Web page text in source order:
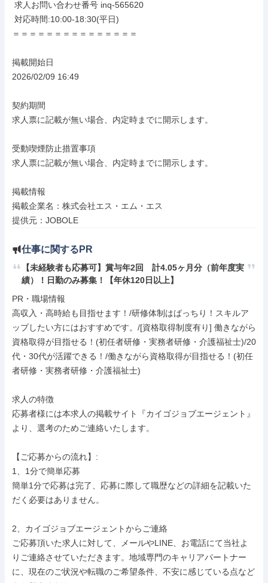
＝＝＝＝＝＝＝＝＝＝＝＝＝＝＝
掲載開始日
2026/02/09 16:49
契約期間
求人票に記載が無い場合、内定時までに開示します。
受動喫煙防止措置事項
求人票に記載が無い場合、内定時までに開示します。
掲載情報
掲載企業名：株式会社エス・エム・エス
提供元：JOBOLE
仕事に関するPR
【未経験者も応募可】賞与年2回　計4.05ヶ月分（前年度実
績）！日勤のみ募集！【年休120日以上】
PR・職場情報
高収入・高時給も目指せます！/研修体制はばっちり！スキルア
ップしたい方にはおすすめです。/[資格取得制度有り] 働きながら
資格取得が目指せる！(初任者研修・実務者研修・介護福祉士)/20
代・30代が活躍できる！/働きながら資格取得が目指せる！(初任
者研修・実務者研修・介護福祉士)
求人の特徴
応募者様には本求人の掲載サイト『カイゴジョブエージェント』
より、選考のためご連絡いたします。
【ご応募からの流れ】:
1、1分で簡単応募
簡単1分で応募は完了、応募に際して職歴などの詳細を記載いた
だく必要はありません。
2、カイゴジョブエージェントからご連絡
ご応募頂いた求人に対して、メールやLINE、お電話にて当社よ
りご連絡させていただきます。地域専門のキャリアパートナー
に、現在のご状況や転職のご希望条件、不安に感じている点など